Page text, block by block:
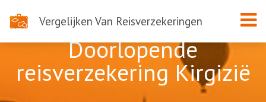
Vergelijken Van Reisverzekeringen
Doorlopende
reisverzekering Kirgizië